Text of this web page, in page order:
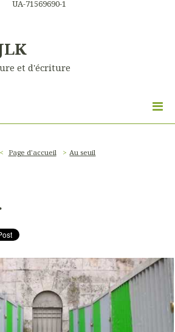
UA-71569690-1
et d'écriture
Page d'accueil Au seuil